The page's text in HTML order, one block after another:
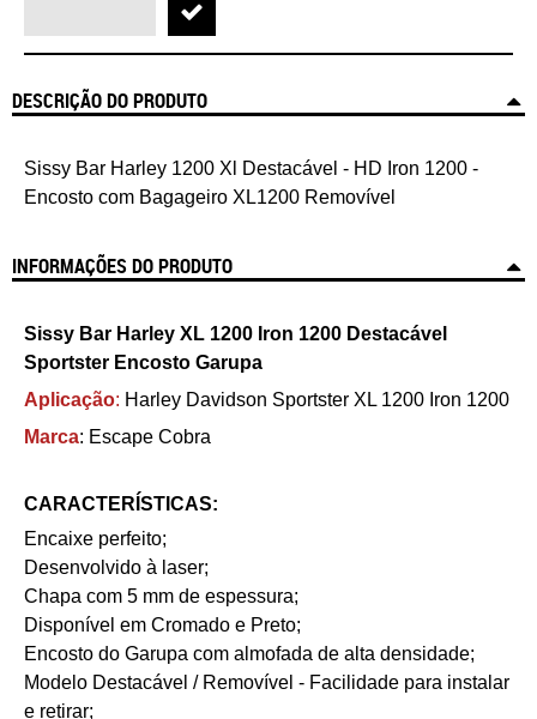
DESCRIÇÃO DO PRODUTO
Sissy Bar Harley 1200 Xl Destacável - HD Iron 1200 -
Encosto com Bagageiro XL1200 Removível
INFORMAÇÕES DO PRODUTO
Sissy Bar Harley XL 1200 Iron 1200 Destacável
Sportster Encosto Garupa
Aplicação: Harley Davidson Sportster XL 1200 Iron 1200
Marca: Escape Cobra
CARACTERÍSTICAS:
Encaixe perfeito;
Desenvolvido à laser;
Chapa com 5 mm de espessura;
Disponível em Cromado e Preto;
Encosto do Garupa com almofada de alta densidade;
Modelo Destacável / Removível - Facilidade para instalar
e retirar;